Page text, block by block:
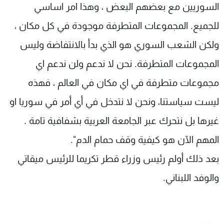
السوريين مع بعضهم البعض ، وهذا امر اساسي
للجميع. المجموعات المتطرفة موجودة في كل مكان ،
ولكن الشعب السوري هو الذي بدأ بالانتفاضة وليس
المجموعات المتطرفة. نحن لا ندعم ولن ندعم اي
مجموعات متطرفة في اي مكان في العالم ، فهذه
ليست سياستنا، ونحن لا نتدخل في أي أمر في سوريا او
غيرها بل نتحرك عبر الجامعة العربية بشفافية تامة .
المهم الآن هو كيفية وقف حمام الدم".
بعد ذلك أولم رئيس وزراء قطر تكريما للرئيس ميقاتي
والوفد اللبناني.